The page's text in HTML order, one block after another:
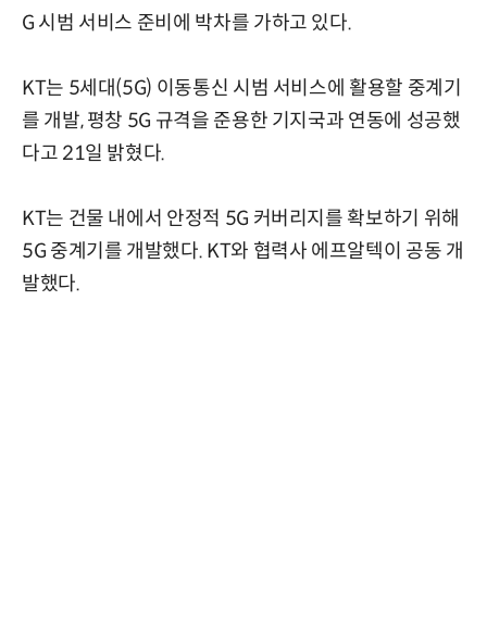
G 시범 서비스 준비에 박차를 가하고 있다.
KT는 5세대(5G) 이동통신 시범 서비스에 활용할 중계기
를 개발, 평창 5G 규격을 준용한 기지국과 연동에 성공했
다고 21일 밝혔다.
KT는 건물 내에서 안정적 5G 커버리지를 확보하기 위해
5G 중계기를 개발했다. KT와 협력사 에프알텍이 공동 개
발했다.